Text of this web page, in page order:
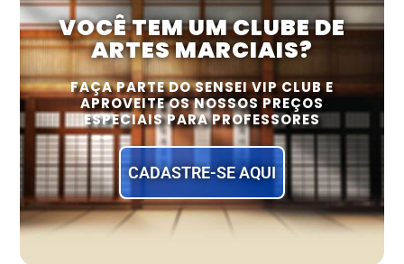
VOCÊ TEM UM CLUBE DE
ARTES MARCIAIS?
FAÇA PARTE DO SENSEI VIP CLUB E
APROVEITE OS NOSSOS PREÇOS
ESPECIAIS PARA PROFESSORES
CADASTRE-SE AQUI